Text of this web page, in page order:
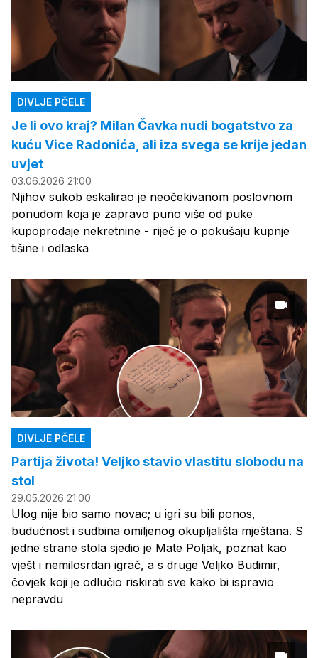
DIVLJE PČELE
Je li ovo kraj? Milan Čavka nudi bogatstvo za
kuću Vice Radonića, ali iza svega se krije jedan
uvjet
03.06.2026 21:00
Njihov sukob eskalirao je neočekivanom poslovnom
ponudom koja je zapravo puno više od puke
kupoprodaje nekretnine - riječ je o pokušaju kupnje
tišine i odlaska
DIVLJE PČELE
Partija života! Veljko stavio vlastitu slobodu na
stol
29.05.2026 21:00
Ulog nije bio samo novac; u igri su bili ponos,
budućnost i sudbina omiljenog okupljališta mještana. S
jedne strane stola sjedio je Mate Poljak, poznat kao
vješt i nemilosrdan igrač, a s druge Veljko Budimir,
čovjek koji je odlučio riskirati sve kako bi ispravio
nepravdu